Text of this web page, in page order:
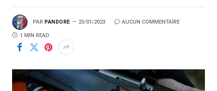
PAR PANDORE 23/01/2023 AUCUN COMMENTAIRE
1 MIN READ